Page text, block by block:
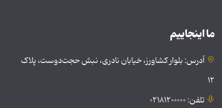
ما اینجاییم
آدرس: بلوار کشاورز، خیابان نادری، نبش حجت‌دوست، پلاک
۱۲
تلفن: ۰۲۱۸۱۲۰۰۰۰۰